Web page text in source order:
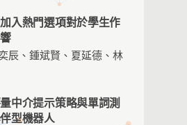
入熱門選項對於學生作
辰、鍾斌賢、夏延德、林
中介提示策略與單詞測
型機器人